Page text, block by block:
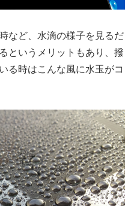
など、水滴の様子を見るだ
というメリットもあり、撥
る時はこんな風に水玉がコ